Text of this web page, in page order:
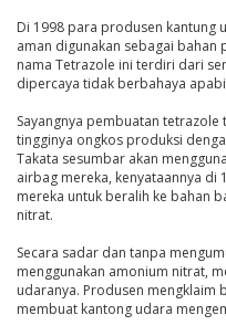
Di 1998 para produsen kantung
aman digunakan sebagai bahan
nama Tetrazole ini terdiri dari
dipercaya tidak berbahaya
Sayangnya pembuatan
tingginya ongkos produksi
Takata sesumbar akan
airbag mereka, kenyataannya di
mereka untuk beralih ke bahan
nitrat.
Secara sadar dan tanpa
menggunakan amonium nitrat,
udaranya. Produsen mengklaim
membuat kantong udara